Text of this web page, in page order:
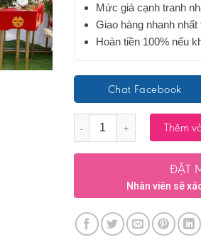
Mức giá cạnh tranh
Giao hàng nhanh
Hoàn tiền 100% nếu
Chat Facebook
Số lượng Thêm
ĐẶT
Nhân viên sẽ